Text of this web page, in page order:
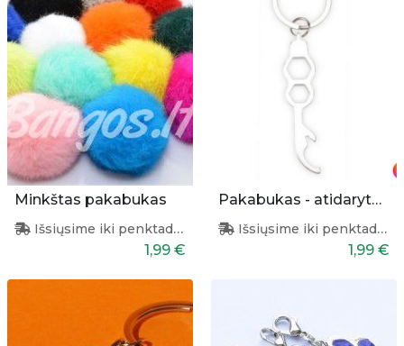
Minkštas pakabukas
Išsiųsime iki penktadienio
1,99 €
Pakabukas - atidarytuvas + šešiakampis atsuktuvas
Išsiųsime iki penktadienio
1,99 €